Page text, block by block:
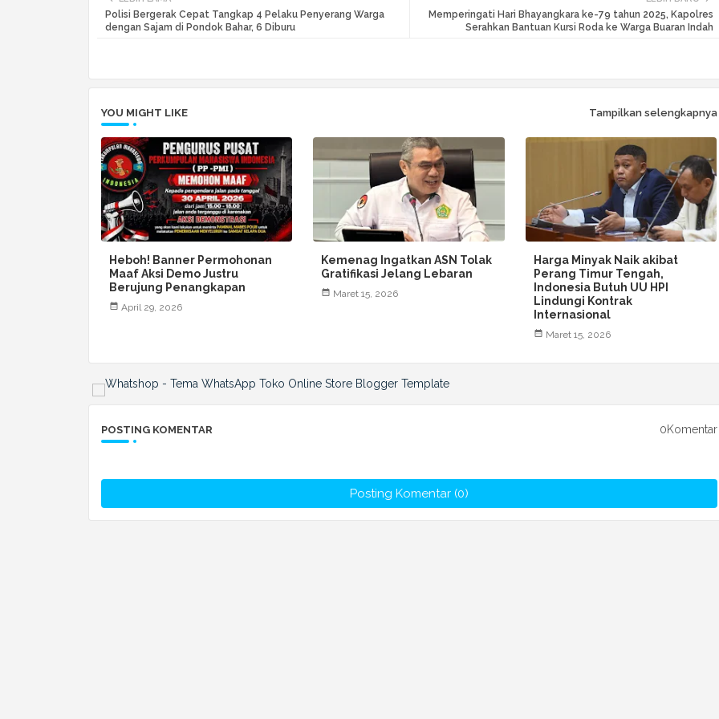
Memperingati Hari Bhayangkara ke-79 tahun 2025, Kapolres
Serahkan Bantuan Kursi Roda ke Warga Buaran Indah
Polisi Bergerak Cepat Tangkap 4 Pelaku Penyerang Warga
dengan Sajam di Pondok Bahar, 6 Diburu
YOU MIGHT LIKE Tampilkan selengkapnya
Heboh! Banner Permohonan
Maaf Aksi Demo Justru
Berujung Penangkapan
April 29, 2026
Kemenag Ingatkan ASN Tolak
Gratifikasi Jelang Lebaran
Maret 15, 2026
Harga Minyak Naik akibat
Perang Timur Tengah,
Indonesia Butuh UU HPI
Lindungi Kontrak
Internasional
Maret 15, 2026
POSTING KOMENTAR 0Komentar
Posting Komentar (0)